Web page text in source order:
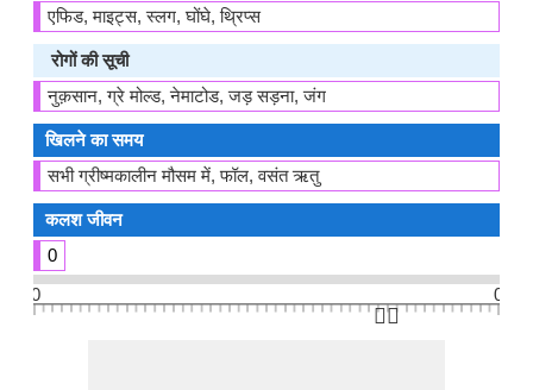
एफिड, माइट्स, स्लग, घोंघे, थ्रिप्स
रोगों की सूची
नुक़सान, ग्रे मोल्ड, नेमाटोड, जड़ सड़ना, जंग
खिलने का समय
सभी ग्रीष्मकालीन मौसम में, फॉल, वसंत ऋतु
कलश जीवन
0
0
0
👆🏻